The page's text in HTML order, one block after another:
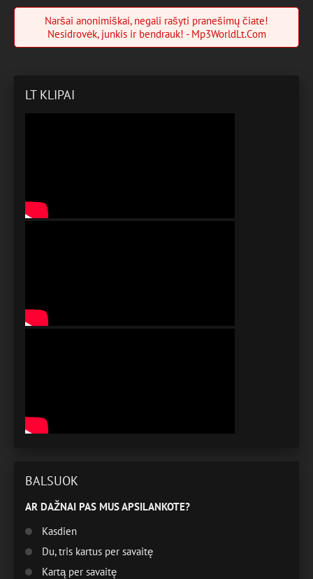
Naršai anonimiškai, negali rašyti pranešimų čiate!
Nesidrovėk, junkis ir bendrauk! - Mp3WorldLt.Com
LT KLIPAI
BALSUOK
AR DAŽNAI PAS MUS APSILANKOTE?
Kasdien
Du, tris kartus per savaitę
Kartą per savaitę